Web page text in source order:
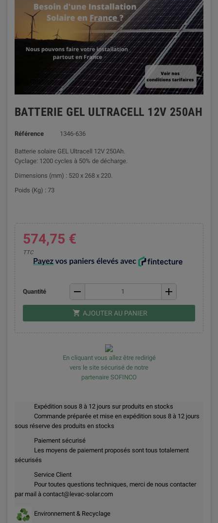
BATTERIE GEL ULTRACELL 12V 250AH
Référence 1346-636
Batterie solaire GEL Ultracell 12V 250Ah.
Cyclage: 1200 cycles à 50% de décharge.
Dimensions (mm) : 520 x 268 x 220.
Poids (Kg) : 73
574,75 €
TTC
Quantité remove add
shopping_cart AJOUTER AU PANIER
En cliquant vous allez être redirigé
vers le site sécurisé de notre
partenaire SOFINCO
Expédition sous 8 à 12 jours sur produits en stocks
Commande préparée et mise en expédition sous 8 à 12 jours
sous réserve des produits en stocks
Paiement sécurisé
Les moyens de paiement proposés sont tous totalement
sécurisés
Service Client
Pour toutes questions techniques, merci de nous contacter
par mail à contact@levac-solar.com
Environnement & Recyclage